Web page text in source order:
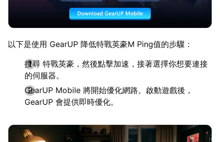
以下是使用 GearUP 降低特戰英豪M Ping值的步驟：
搜尋 特戰英豪，然後點擊加速，接著選擇你想要連接
的伺服器。
GearUP Mobile 將開始優化網路。啟動遊戲後，
GearUP 會提供即時優化。